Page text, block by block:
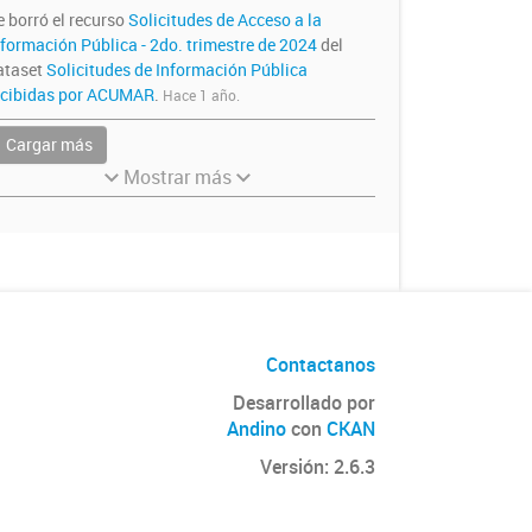
borró el recursoSolicitudes de Acceso a la
Pública - 2do. trimestre de 2024del
Solicitudes de Información Pública
por ACUMAR. Hace 1 año.
Cargar más
Mostrar más
Contactanos
Desarrollado por
Andinocon CKAN
Versión: 2.6.3